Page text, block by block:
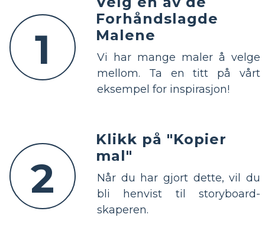
1
Forhåndslagde
Malene
Vi har mange maler å velge
mellom. Ta en titt på vårt
eksempel for inspirasjon!
2
Klikk på "Kopier
mal"
Når du har gjort dette, vil du
bli henvist til storyboard-
skaperen.